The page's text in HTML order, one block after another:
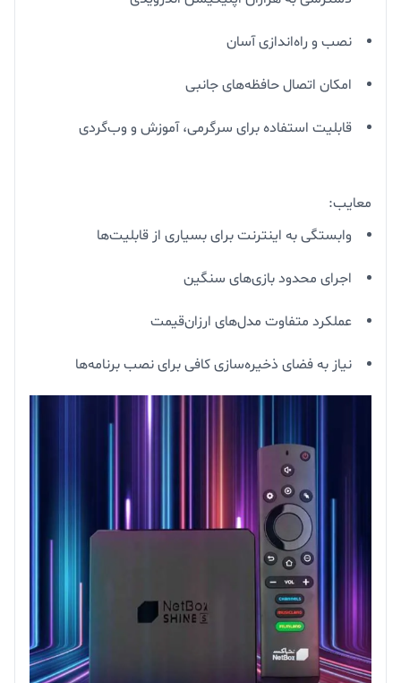
نصب و راه‌اندازی آسان
امکان اتصال حافظه‌های جانبی
قابلیت استفاده برای سرگرمی، آموزش و وب‌گردی
معایب:
وابستگی به اینترنت برای بسیاری از قابلیت‌ها
اجرای محدود بازی‌های سنگین
عملکرد متفاوت مدل‌های ارزان‌قیمت
نیاز به فضای ذخیره‌سازی کافی برای نصب برنامه‌ها